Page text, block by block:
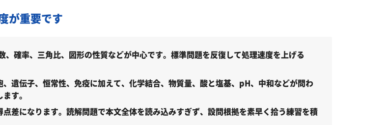
とやる気をなくしている受験生へ
が重要です
確率、三角比、図形の性質などが中心です。標準問題を反復して処理速度を上げる
遺伝子、恒常性、免疫に加えて、化学結合、物質量、酸と塩基、pH、中和などが問わ
す。
差になります。読解問題で本文全体を読み込みすぎず、設問根拠を素早く拾う練習を積